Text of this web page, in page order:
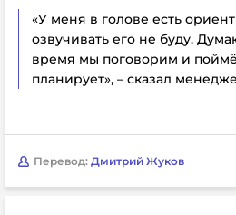
«У меня в голове есть
озвучивать его не буду.
время мы поговорим и
планирует», – сказал
Перевод: Дмитрий Жуков